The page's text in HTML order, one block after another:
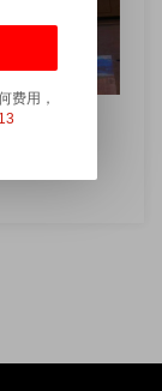
费用，